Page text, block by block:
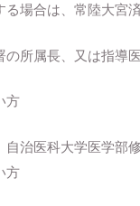
る場合は、常陸大
所属長、又は指導
方
治医科大学医学部
方